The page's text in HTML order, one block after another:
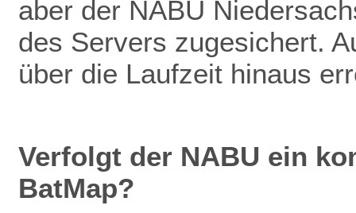
aber der NABU
des Servers zugesichert.
über die Laufzeit hinaus
Verfolgt der NABU ein
BatMap?